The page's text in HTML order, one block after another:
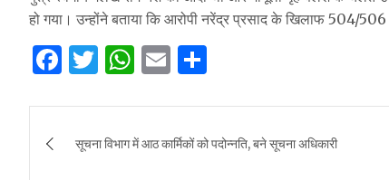
हो गया। उन्होंने बताया कि आरोपी नरेंद्र प्रसाद के खिलाफ 504/
F
c
e
T
it
te
W
at
s
E
ai
l
ar
e
navigation
सूचना विभाग में आठ कार्मिकों को पदोन्नति, बने सूचना अधिकारी